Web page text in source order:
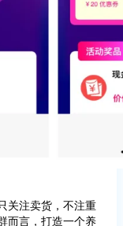
关注卖货，不注重
而言，打造一个养